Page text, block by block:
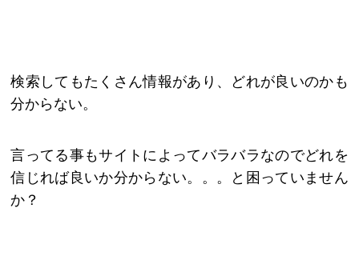
検索してもたくさん情報があり、どれが良いのかも
分からない。
言ってる事もサイトによってバラバラなのでどれを
信じれば良いか分からない。。。と困っていません
か？